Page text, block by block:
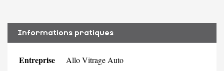
Informations pratiques
Entreprise Allo Vitrage Auto